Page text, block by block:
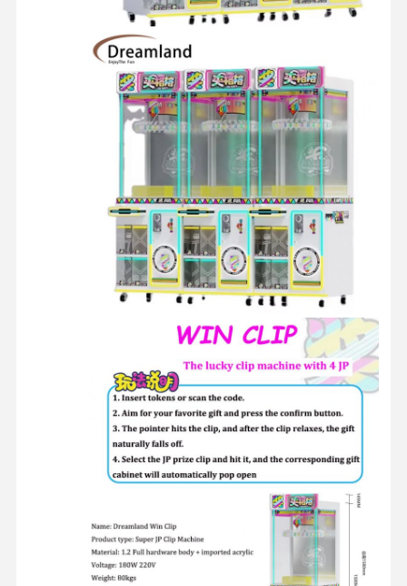
المعمل
اتصل بنا أخبار
جميع القضايا طلب اقتباس
آلة لعبة الأطفال
آلة لعبة سباق السيارات
آلة ألعاب الرماية
آلة لعبة استرداد التذاكر
آلة لعبة المخلب
آلة لعب القطع النقدية
معدات الملعب الناعمة
محاكي لعبة الدراجة النارية
VR 360 محاكي
VR Arcade Shooter